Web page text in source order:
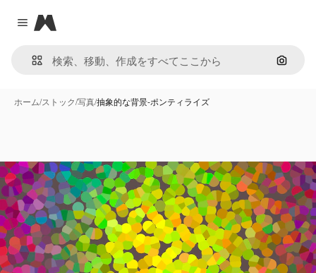
Close menu
Magnific
画像で
ホーム/ストック/写真/抽象的な背景-ポンティライズ